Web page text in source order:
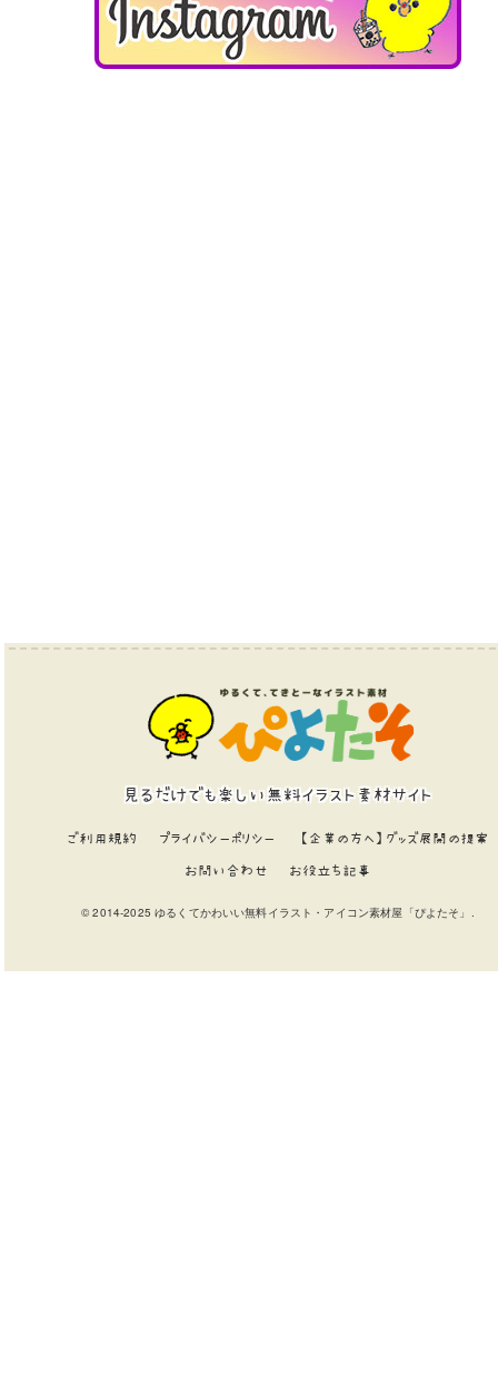
見るだけでも楽しい無料イラスト素材サイト
ご利用規約 プライバシーポリシー 【企業の方へ】グッズ展開の提案
お問い合わせ お役立ち記事
© 2014-2025 ゆるくてかわいい無料イラスト・アイコン素材屋「ぴよたそ」.